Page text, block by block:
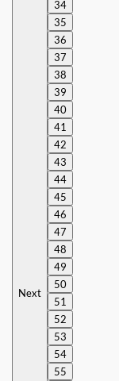
Next
34
35
36
37
38
39
40
41
42
43
44
45
46
47
48
49
50
51
52
53
54
55